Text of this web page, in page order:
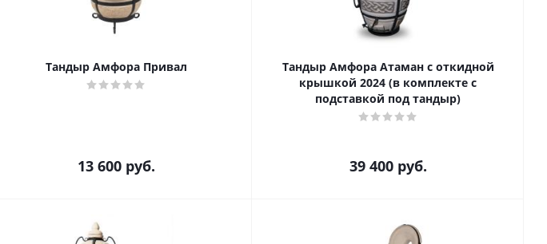
Тандыр Амфора Привал
13 600руб.
Тандыр Амфора Атаман с откидной
крышкой 2024 (в комплекте с
подставкой под тандыр)
39 400руб.